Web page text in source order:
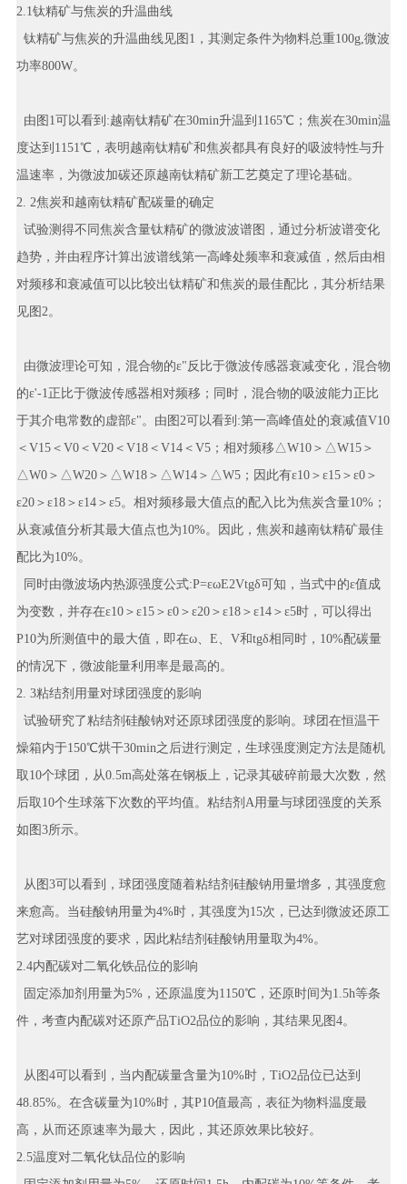
2.1钛精矿与焦炭的升温曲线
钛精矿与焦炭的升温曲线见图1，其测定条件为物料总重100g,微波
功率800W。
由图1可以看到:越南钛精矿在30min升温到1165℃；焦炭在30min温
度达到1151℃，表明越南钛精矿和焦炭都具有良好的吸波特性与升
温速率，为微波加碳还原越南钛精矿新工艺奠定了理论基础。
2. 2焦炭和越南钛精矿配碳量的确定
试验测得不同焦炭含量钛精矿的微波波谱图，通过分析波谱变化
趋势，并由程序计算出波谱线第一高峰处频率和衰减值，然后由相
对频移和衰减值可以比较出钛精矿和焦炭的最佳配比，其分析结果
见图2。
由微波理论可知，混合物的ε"反比于微波传感器衰减变化，混合物
的ε'-1正比于微波传感器相对频移；同时，混合物的吸波能力正比
于其介电常数的虚部ε"。由图2可以看到:第一高峰值处的衰减值V10
＜V15＜V0＜V20＜V18＜V14＜V5；相对频移△W10＞△W15＞
△W0＞△W20＞△W18＞△W14＞△W5；因此有ε10＞ε15＞ε0＞
ε20＞ε18＞ε14＞ε5。相对频移最大值点的配入比为焦炭含量10%；
从衰减值分析其最大值点也为10%。因此，焦炭和越南钛精矿最佳
配比为10%。
同时由微波场内热源强度公式:P=εωE2Vtgδ可知，当式中的ε值成
为变数，并存在ε10＞ε15＞ε0＞ε20＞ε18＞ε14＞ε5时，可以得出
P10为所测值中的最大值，即在ω、E、V和tgδ相同时，10%配碳量
的情况下，微波能量利用率是最高的。
2. 3粘结剂用量对球团强度的影响
试验研究了粘结剂硅酸钠对还原球团强度的影响。球团在恒温干
燥箱内于150℃烘干30min之后进行测定，生球强度测定方法是随机
取10个球团，从0.5m高处落在钢板上，记录其破碎前最大次数，然
后取10个生球落下次数的平均值。粘结剂A用量与球团强度的关系
如图3所示。
从图3可以看到，球团强度随着粘结剂硅酸钠用量增多，其强度愈
来愈高。当硅酸钠用量为4%时，其强度为15次，已达到微波还原工
艺对球团强度的要求，因此粘结剂硅酸钠用量取为4%。
2.4内配碳对二氧化铁品位的影响
固定添加剂用量为5%，还原温度为1150℃，还原时间为1.5h等条
件，考查内配碳对还原产品TiO2品位的影响，其结果见图4。
从图4可以看到，当内配碳量含量为10%时，TiO2品位已达到
48.85%。在含碳量为10%时，其P10值最高，表征为物料温度最
高，从而还原速率为最大，因此，其还原效果比较好。
2.5温度对二氧化钛品位的影响